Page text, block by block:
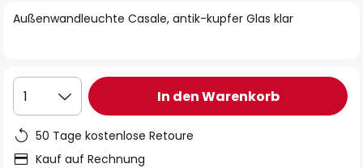
Außenwandleuchte Casale, antik-kupfer Glas klar
1 In den Warenkorb
50 Tage kostenlose Retoure
Kauf auf Rechnung